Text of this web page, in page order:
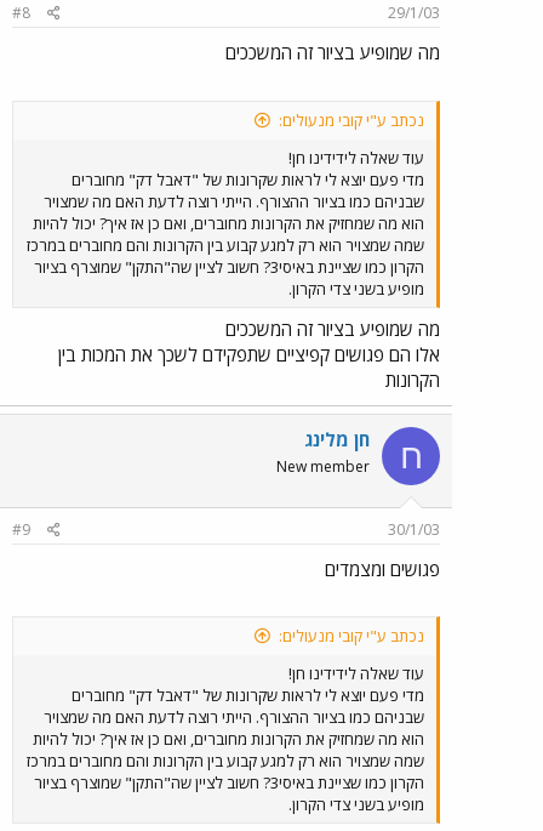
29/1/03
#8
מה שמופיע בציור זה המשככים
נכתב ע"י קובי מנעולים:
עוד שאלה לידידינו חן!
מדי פעם יוצא לי לראות שקרונות של "דאבל דק" מחוברים
שבניהם כמו בציור ההצורף. הייתי רוצה לדעת האם מה שמצויר
הוא מה שמחזיק את הקרונות מחוברים, ואם כן אז איך? יכול להיות
שמה שמצויר הוא רק למגע קבוע בין הקרונות והם מחוברים במרכז
הקרון כמו שציינת באיסי3? חשוב לציין שה"התקן" שמוצרף בציור
מופיע בשני צדי הקרון.
מה שמופיע בציור זה המשככים
אלו הם פגושים קפיציים שתפקידם לשכך את המכות בין
הקרונות
ח חן מלינג
New member
30/1/03
#9
פגושים ומצמדים
נכתב ע"י קובי מנעולים:
עוד שאלה לידידינו חן!
מדי פעם יוצא לי לראות שקרונות של "דאבל דק" מחוברים
שבניהם כמו בציור ההצורף. הייתי רוצה לדעת האם מה שמצויר
הוא מה שמחזיק את הקרונות מחוברים, ואם כן אז איך? יכול להיות
שמה שמצויר הוא רק למגע קבוע בין הקרונות והם מחוברים במרכז
הקרון כמו שציינת באיסי3? חשוב לציין שה"התקן" שמוצרף בציור
מופיע בשני צדי הקרון.